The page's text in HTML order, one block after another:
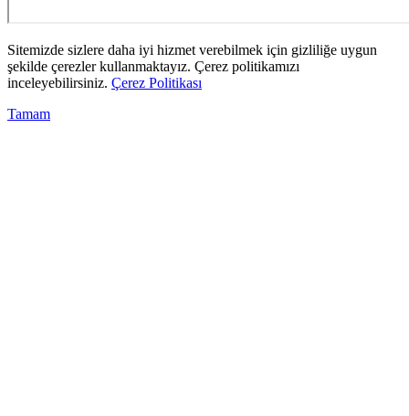
Sitemizde sizlere daha iyi hizmet verebilmek için gizliliğe uygun
şekilde çerezler kullanmaktayız. Çerez politikamızı
inceleyebilirsiniz. Çerez Politikası
Tamam